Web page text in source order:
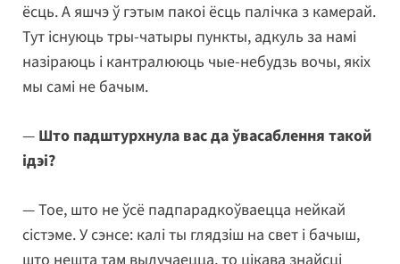
ёсць. А яшчэ ў гэтым пакоі ёсць палічка з камерай.
Тут існуюць тры-чатыры пункты, адкуль за намі
назіраюць і кантралююць чые-небудзь вочы, якіх
мы самі не бачым.
— Што падштурхнула вас да ўвасаблення такой
ідэі?
— Тое, што не ўсё падпарадкоўваецца нейкай
сістэме. У сэнсе: калі ты глядзіш на свет і бачыш,